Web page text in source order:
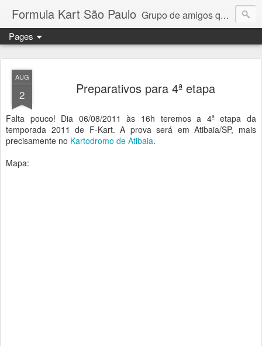
Formula Kart São Paulo Grupo de amigos que adoram pilotar e se reúnem uma vez por mês para a disputa de um campeonato competitivo e amigável. Granja Viana, Interlagos, Paulínia e Aldeia da Serra. Troféus e medalhas em todas as etapas para os 6 primeiros colocados + pole position e volta mais rápida da prova. Campeonato por pilotos e por equipe com troféus para os 3 primeiros + cada piloto da equipe campeã. Medalhas para todos os participantes.
Pages
AUG
2 Preparativos para 4ª etapa
Falta pouco! Dia 06/08/2011 às 16h teremos a 4ª etapa da
temporada 2011 de F-Kart. A prova será em Atibaia/SP, mais
precisamente no Kartodromo de Atibaia.
Mapa: